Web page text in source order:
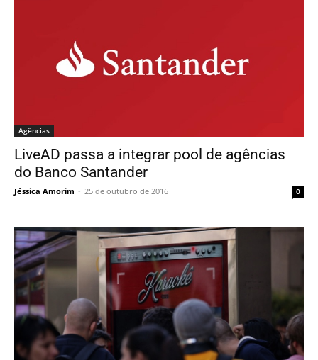
Agências
LiveAD passa a integrar pool de agências
do Banco Santander
Jéssica Amorim - 25 de outubro de 2016 0